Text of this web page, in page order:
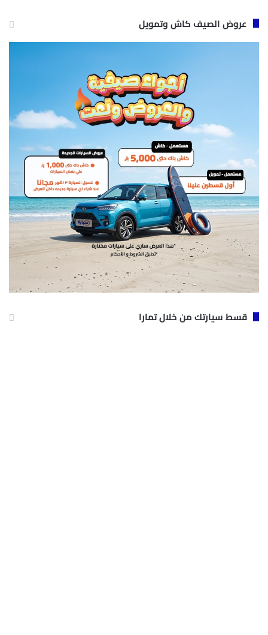
عروض الصيف كاش وتمويل
قسط سيارتك من خلال تمارا